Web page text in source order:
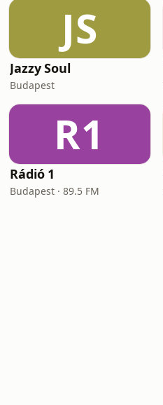
JS
Jazzy Soul
Budapest
R1
Rádió 1
Budapest · 89.5 FM